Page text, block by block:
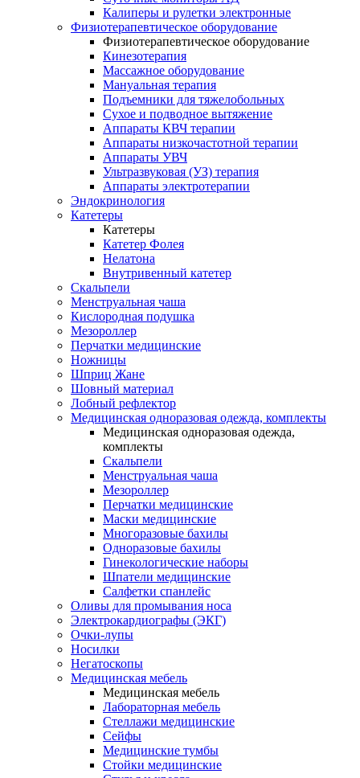
Калиперы и рулетки электронные
Физиотерапевтическое оборудование
Физиотерапевтическое оборудование
Кинезотерапия
Массажное оборудование
Мануальная терапия
Подъемники для тяжелобольных
Сухое и подводное вытяжение
Аппараты КВЧ терапии
Аппараты низкочастотной терапии
Аппараты УВЧ
Ультразвуковая (УЗ) терапия
Аппараты электротерапии
Эндокринология
Катетеры
Катетеры
Катетер Фолея
Нелатона
Внутривенный катетер
Скальпели
Менструальная чаша
Кислородная подушка
Мезороллер
Перчатки медицинские
Ножницы
Шприц Жане
Шовный материал
Лобный рефлектор
Медицинская одноразовая одежда, комплекты
Медицинская одноразовая одежда,
комплекты
Скальпели
Менструальная чаша
Мезороллер
Перчатки медицинские
Маски медицинские
Многоразовые бахилы
Одноразовые бахилы
Гинекологические наборы
Шпатели медицинские
Салфетки спанлейс
Оливы для промывания носа
Электрокардиографы (ЭКГ)
Очки-лупы
Носилки
Негатоскопы
Медицинская мебель
Медицинская мебель
Лабораторная мебель
Стеллажи медицинские
Сейфы
Медицинские тумбы
Стойки медицинские